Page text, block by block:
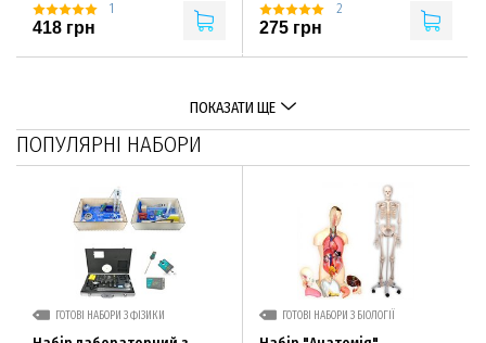
1
418 грн
2
275 грн
ПОКАЗАТИ ЩЕ
ПОПУЛЯРНІ НАБОРИ
ГОТОВІ НАБОРИ З ФІЗИКИ ГОТОВІ НАБОРИ З БІОЛОГІЇ